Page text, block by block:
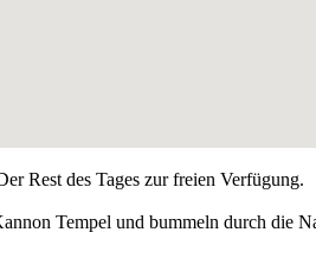
Rest des Tages zur freien Verfügung.
Tempel und bummeln durch die